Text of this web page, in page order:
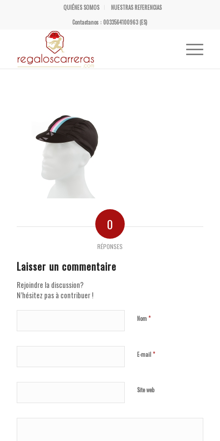
QUIÉNES SOMOS
NUESTRAS REFERENCIAS
Contactanos : 0033564100963 (ES)
0
RÉPONSES
Laisser un commentaire
Rejoindre la discussion?
N’hésitez pas à contribuer !
Nom*
E-mail*
Site web